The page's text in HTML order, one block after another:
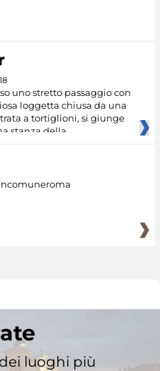
uno stretto passaggio con
loggetta chiusa da una
a tortiglioni, si giunge
stanza della
luoghi più